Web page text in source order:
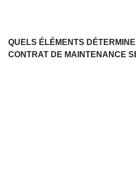
QUELS ÉLÉMENTS
CONTRAT DE MAINTENANCE